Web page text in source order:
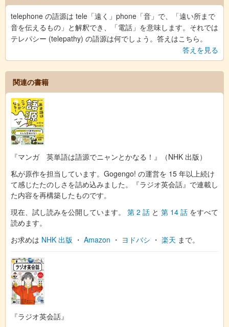
telephone の語源は tele「遠く」phone「音」で、「遠い所まで
音を伝えるもの」と解釈でき、「電話」を意味します。それでは
テレパシー (telepathy) の語源は何でしょう。答えはこちら。
答えを見る
関連の書籍
『マンガ 英単語は語源でニャンとかなる！』（NHK 出版）
私が原作を担当しています。Gogengo! の運営を 15 年以上続け
て感じたたのしさを詰め込みました。『ラジオ英会話』で連載し
た内容を再構築したものです。
現在、試し読みを公開しています。 第 2 話 と 第 14 話 をすべて
読めます。
お求めは NHK 出版 ・ Amazon ・ ヨドバシ ・ 楽天 まで。
『ラジオ英会話』